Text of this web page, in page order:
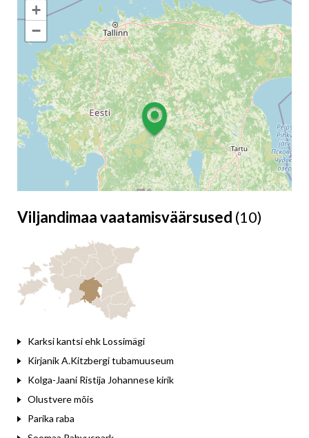
+
−
Viljandimaa vaatamisväärsused (10)
Karksi kantsi ehk Lossimägi
Kirjanik A.Kitzbergi tubamuuseum
Kolga-Jaani Ristija Johannese kirik
Olustvere mõis
Parika raba